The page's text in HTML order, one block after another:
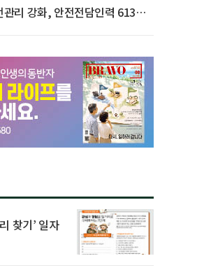
리 강화, 안전전담인력 613명
찾기’ 일자